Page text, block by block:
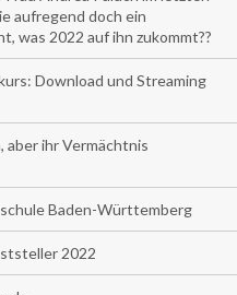
aufregend doch ein
was 2022 auf ihn zukommt??
Download und Streaming
aber ihr Vermächtnis
Baden-Württemberg
2022